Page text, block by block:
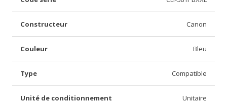
Constructeur Canon
Couleur Bleu
Type Compatible
Unité de conditionnement Unitaire